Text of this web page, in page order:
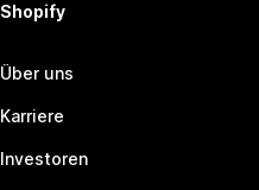
Shopify
Über uns
Karriere
Investoren